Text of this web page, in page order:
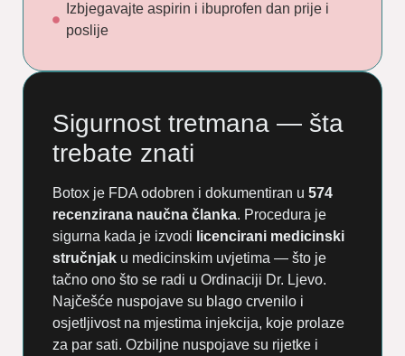
Izbjegavajte aspirin i ibuprofen dan prije i
poslije
Sigurnost tretmana — šta
trebate znati
Botox je FDA odobren i dokumentiran u 574
recenzirana naučna članka. Procedura je
sigurna kada je izvodi licencirani medicinski
stručnjak u medicinskim uvjetima — što je
tačno ono što se radi u Ordinaciji Dr. Ljevo.
Najčešće nuspojave su blago crvenilo i
osjetljivost na mjestima injekcija, koje prolaze
za par sati. Ozbiljne nuspojave su rijetke i